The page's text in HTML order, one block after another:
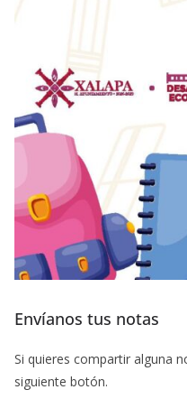
Envíanos tus notas
Si quieres compartir alguna
siguiente botón.